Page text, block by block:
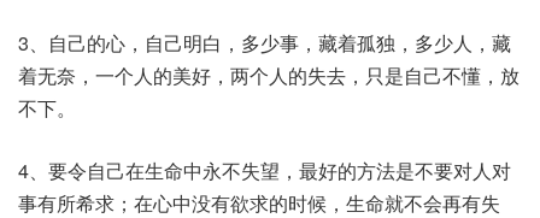
3、自己的心，自己明白，多少事，藏着孤独，多少人，藏
着无奈，一个人的美好，两个人的失去，只是自己不懂，放
不下。
4、要令自己在生命中永不失望，最好的方法是不要对人对
事有所希求；在心中没有欲求的时候，生命就不会再有失